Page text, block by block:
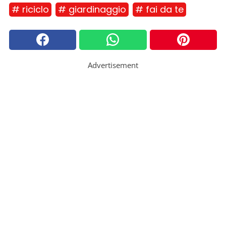
# riciclo # giardinaggio # fai da te
Advertisement